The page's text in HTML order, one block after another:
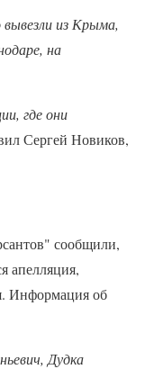
из Крыма,
на
где они
Сергей Новиков,
сообщили,
апелляция,
Информация об
Дудка